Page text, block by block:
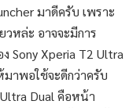
มาดีครับ เพราะ
วหล่ะ อาจจะมีการ
Sony Xperia T2 Ultra
มาพอใช้จะดีกว่าครับ
Dual คือหน้า